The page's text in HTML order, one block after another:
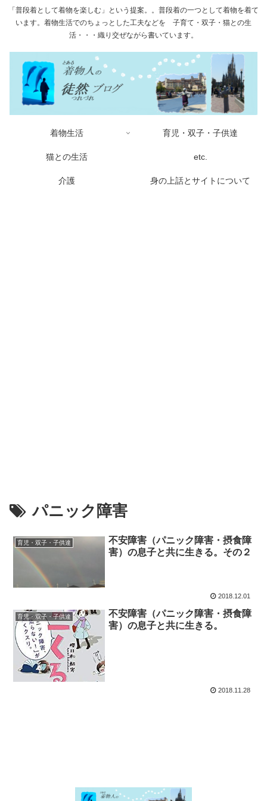
「普段着として着物を楽しむ」という提案。。普段着の一つとして着物を着て
います。着物生活でのちょっとした工夫などを 子育て・双子・猫との生
活・・・織り交ぜながら書いています。
着物生活 育児・双子・子供達
猫との生活 etc.
介護 身の上話とサイトについて
パニック障害
育児・双子・子供達
不安障害（パニック障害・摂食障
害）の息子と共に生きる。その２
2018.12.01
育児・双子・子供達
不安障害（パニック障害・摂食障
害）の息子と共に生きる。
2018.11.28